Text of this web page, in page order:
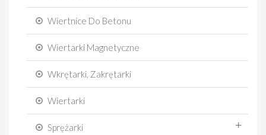
Wiertnice Do Betonu
Wiertarki Magnetyczne
Wkrętarki, Zakrętarki
Wiertarki
Sprężarki